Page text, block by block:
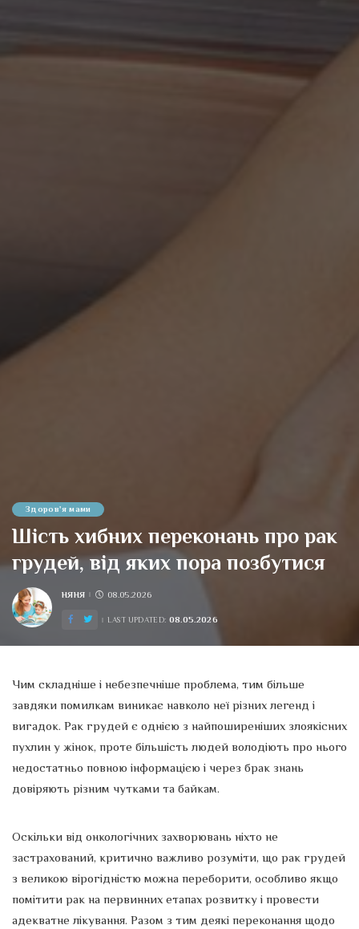
Здоров'я мами
Шість хибних переконань про рак
грудей, від яких пора позбутися
POSTED
НЯНЯ 08.05.2026
LAST UPDATED: 08.05.2026
Чим складніше і небезпечніше проблема, тим більше
завдяки помилкам виникає навколо неї різних легенд і
вигадок. Рак грудей є однією з найпоширеніших злоякісних
пухлин у жінок, проте більшість людей володіють про нього
недостатньо повною інформацією і через брак знань
довіряють різним чутками та байкам.
Оскільки від онкологічних захворювань ніхто не
застрахований, критично важливо розуміти, що рак грудей
з великою вірогідністю можна переборити, особливо якщо
помітити рак на первинних етапах розвитку і провести
адекватне лікування. Разом з тим деякі переконання щодо